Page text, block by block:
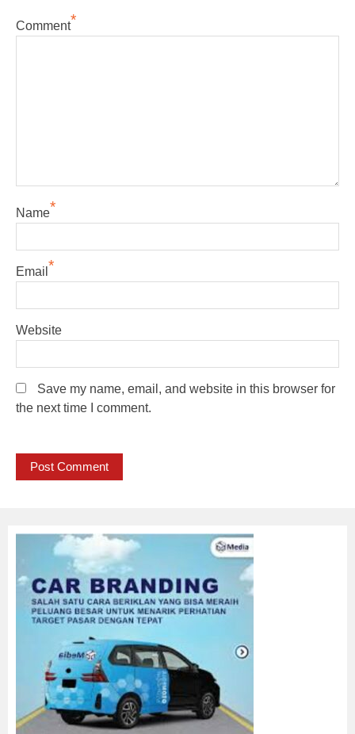
Comment*
Name*
Email *
Website
Save my name, email, and website in this browser for
the next time I comment.